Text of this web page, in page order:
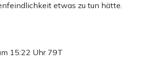
etwas zu tun hätte.
15:22 Uhr 79T